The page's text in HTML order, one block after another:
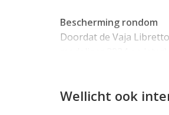
Bescherming rondom
Doordat de Vaja
rondom, met een klep
hoes. Door de klep om
Wellicht ook